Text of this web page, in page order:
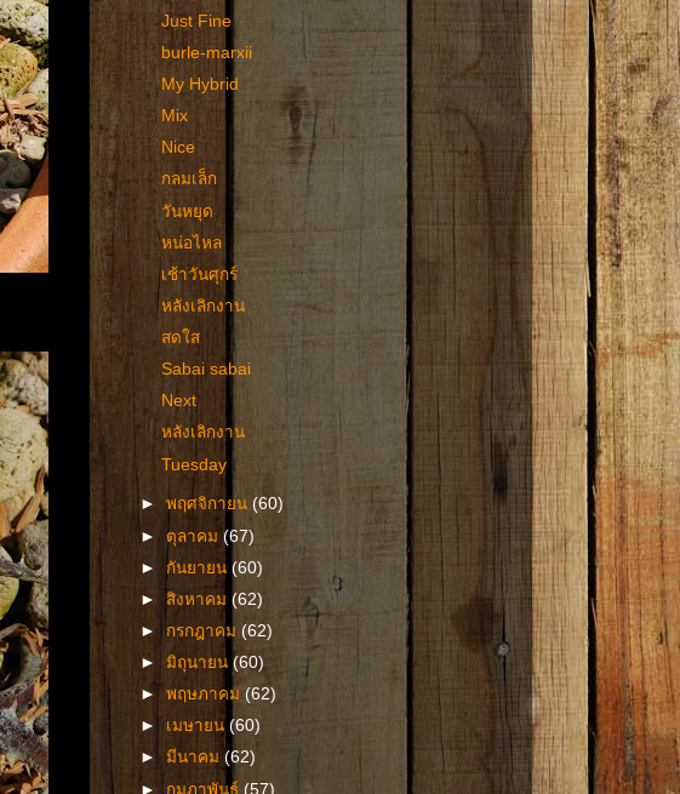
Just Fine
burle-marxii
My Hybrid
Mix
Nice
กลมเล็ก
วันหยุด
หน่อไหล
เช้าวันศุกร์
หลังเลิกงาน
สดใส
Sabai sabai
Next
หลังเลิกงาน
Tuesday
►พฤศจิกายน(60)
► ตุลาคม (67)
► กันยายน(60)
►สิงหาคม(62)
► กรกฎาคม(62)
►มิถุนายน(60)
►พฤษภาคม(62)
► เมษายน(60)
►มีนาคม(62)
► กุมภาพันธ์(57)